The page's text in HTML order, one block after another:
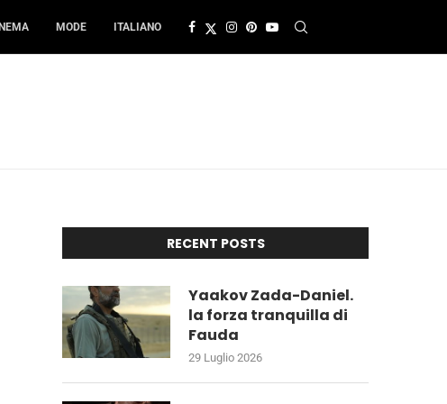
MODE ITALIANO
RECENT POSTS
Yaakov Zada-Daniel.
la forza tranquilla di
Fauda
29 Luglio 2026